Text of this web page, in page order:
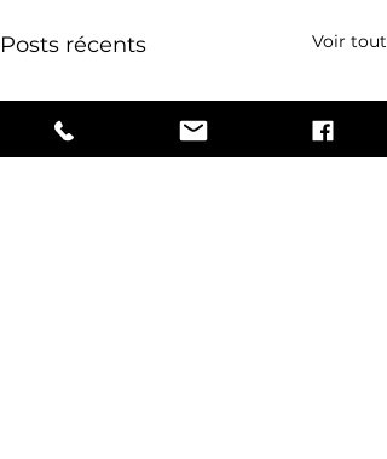
Posts récents Voir tout